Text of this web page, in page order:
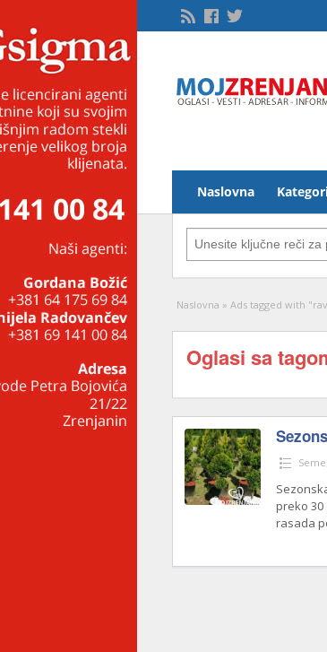
Naslovna
Naslovna » Ads tagged with
Oglasi sa
preko
rasada